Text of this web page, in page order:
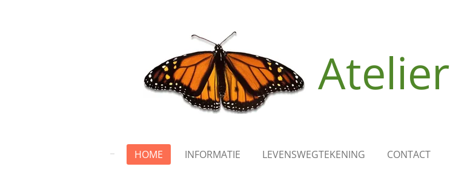
Atelier
HOME INFORMATIE LEVENSWEGTEKENING CONTACT